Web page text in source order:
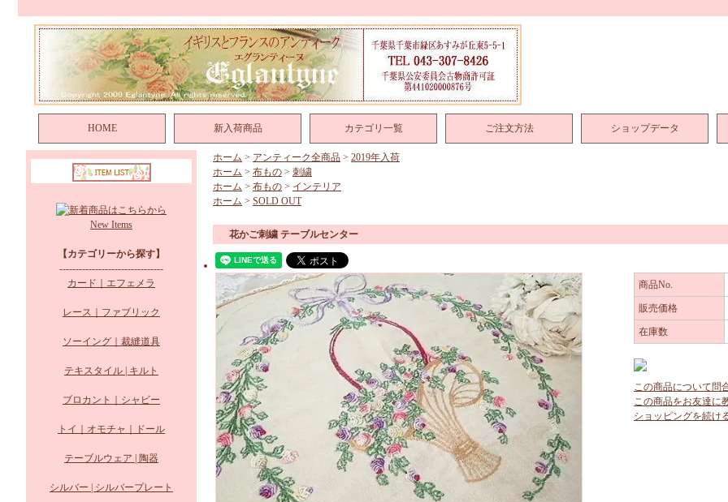
HOME 新入荷商品 カテゴリ一覧 ご注文方法 ショップデータ
New Items
【カテゴリーから探す】
--------------------------------
カード｜エフェメラ
レース｜ファブリック
ソーイング｜裁縫道具
テキスタイル | キルト
ブロカント｜シャビー
トイ｜オモチャ｜ドール
テーブルウェア | 陶器
シルバー | シルバープレート
ホーム > アンティーク全商品 > 2019年入荷
ホーム > 布もの > 刺繍
ホーム > 布もの > インテリア
ホーム > SOLD OUT
花かご刺繍 テーブルセンター
商品No.
販売価格
在庫数
この商品について問
この商品をお友達に
ショッピングを続け